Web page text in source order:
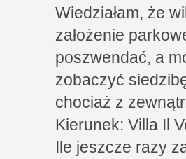
Wiedziałam, że
założenie
poszwendać, a
zobaczyć
chociaż z
Kierunek: Villa Il
Ile jeszcze razy